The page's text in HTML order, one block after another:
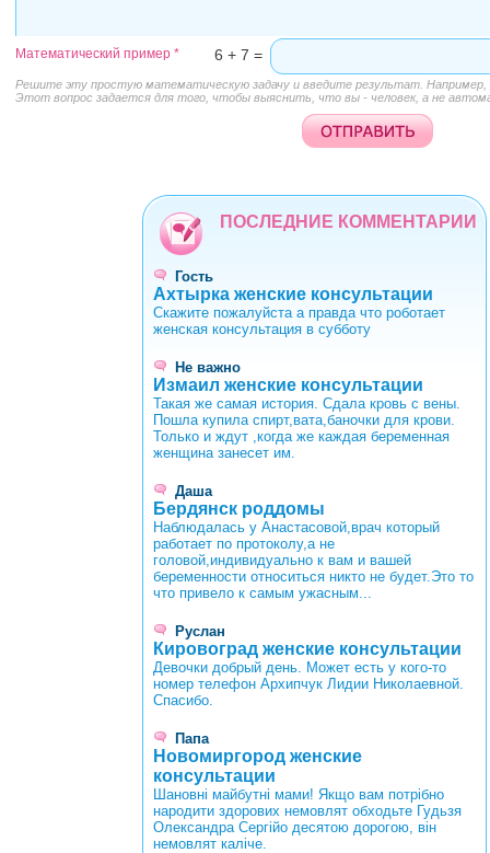
Этот вопрос задается для того, чтобы выяснить, что вы - человек, а не
Математический пример * 6 + 7 =
Решите эту простую математическую задачу и введите результат. Например,
ПОСЛЕДНИЕ КОММЕНТАРИИ
Гость
Ахтырка женские консультации
Скажите пожалуйста а правда что роботает
женская консультация в субботу
Не важно
Измаил женские консультации
Такая же самая история. Сдала кровь с вены.
Пошла купила спирт,вата,баночки для крови.
Только и ждут ,когда же каждая беременная
женщина занесет им.
Даша
Бердянск роддомы
Наблюдалась у Анастасовой,врач который
работает по протоколу,а не
головой,индивидуально к вам и вашей
беременности относиться никто не будет.Это то
что привело к самым ужасным...
Руслан
Кировоград женские консультации
Девочки добрый день. Может есть у кого-то
номер телефон Архипчук Лидии Николаевной.
Спасибо.
Папа
Новомиргород женские
консультации
Шановні майбутні мами! Якщо вам потрібно
народити здорових немовлят обходьте Гудьзя
Олександра Сергійо десятою дорогою, він
немовлят каліче.